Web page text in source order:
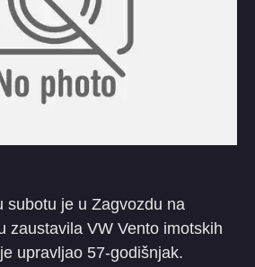
subotu je u Zagvozdu na
zaustavila VW Vento imotskih
upravljao 57-godišnjak.